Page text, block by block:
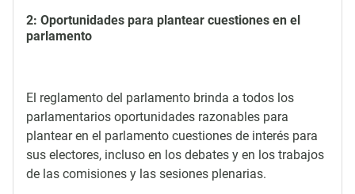
2: Oportunidades para plantear cuestiones en el
parlamento
El reglamento del parlamento brinda a todos los
parlamentarios oportunidades razonables para
plantear en el parlamento cuestiones de interés para
sus electores, incluso en los debates y en los trabajos
de las comisiones y las sesiones plenarias.